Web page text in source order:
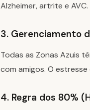
Alzheimer, artrite e AVC.
3. Gerenciamento
Todas as Zonas Azuis
com amigos. O
4. Regra dos 80%